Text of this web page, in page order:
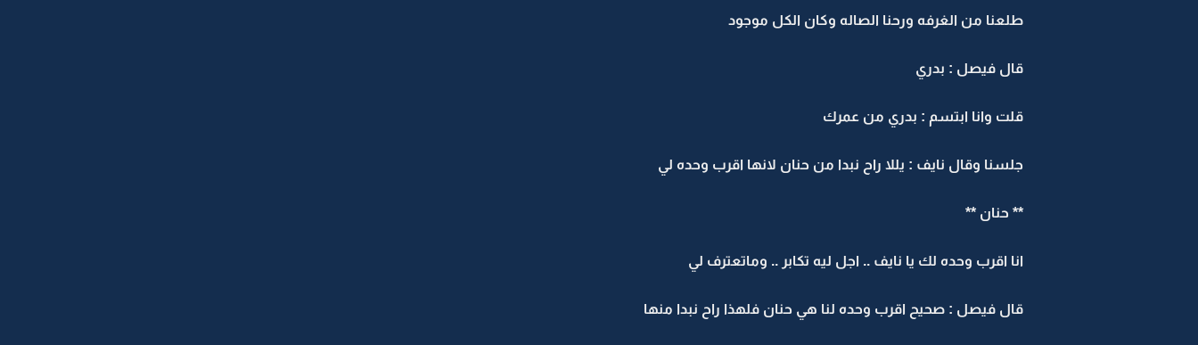
طلعنا من الغرفه ورحنا الصاله وكان الكل موجود
قال فيصل : بدري
قلت وانا ابتسم : بدري من عمرك
جلسنا وقال نايف : يللا راح نبدا من حنان لانها اقرب وحده لي
** حنان **
انا اقرب وحده لك يا نايف .. اجل ليه تكابر .. وماتعترف لي
قال فيصل : صحيح اقرب وحده لنا هي حنان فلهذا راح نبدا منها